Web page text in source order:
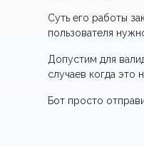
Суть его работы
пользователя
Допустим для
случаев когда это
Бот просто